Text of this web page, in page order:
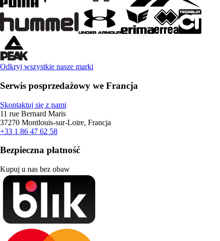
Odkryj wszystkie nasze marki
Serwis posprzedażowy we Francja
Skontaktuj się z nami
11 rue Bernard Maris
37270 Montlouis-sur-Loire, Francja
+33 1 86 47 62 58
Bezpieczna płatność
Kupuj u nas bez obaw